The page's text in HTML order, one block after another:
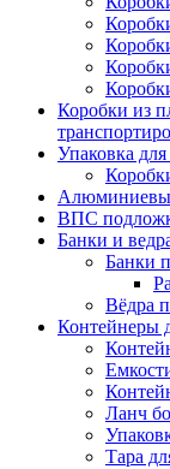
Коробки из
Упаковка
ВПС
Банки и
Банки
Вёдра
Контейнеры
Ланч
Тара